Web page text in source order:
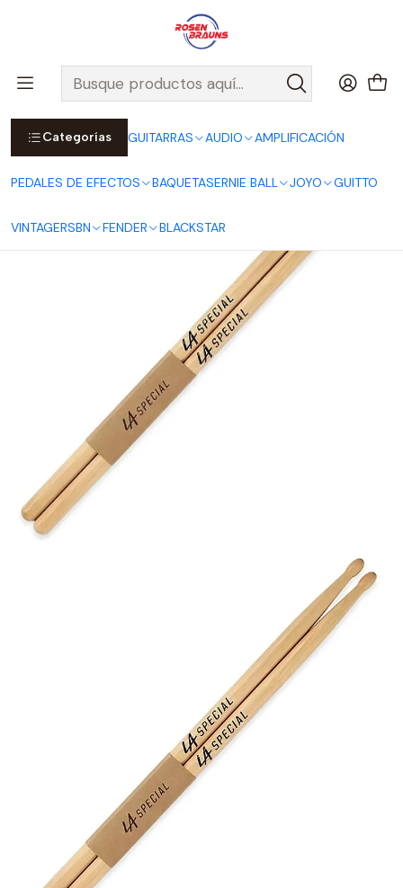
Categorías GUITARRAS AUDIO AMPLIFICACIÓN
PEDALES DE EFECTOS BAQUETASERNIE BALL JOYO GUITTO
VINTAGERSBN FENDER BLACKSTAR
Por compras sobre $25.000 en Santiago urbano, Colina o
Padre Hurtado, incluimos el despacho!
Ver Detalles
Inicio BAQUETAS Baquetas 5A - Punta de Madera